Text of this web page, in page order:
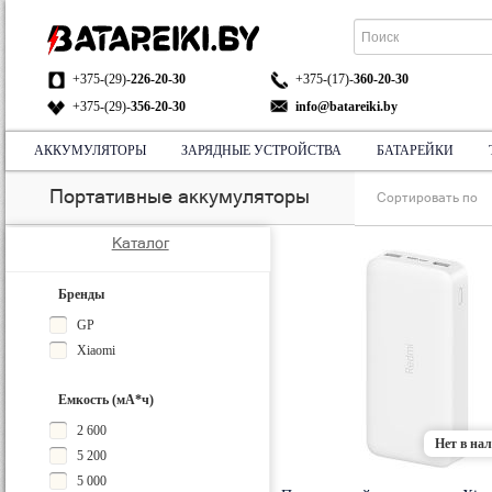
+375-(29)-226-20-30
+375-(29)-356-20-30
+375-(17)-360-20-30
info@batareiki.by
АДРЕС:
НА КАРТЕ
АККУМУЛЯТОРЫ ЗАРЯДНЫЕ УСТРОЙСТВА БАТАРЕЙКИ
Портативные аккумуляторы Сортировать по
Каталог
Бренды
GP
Xiaomi
Емкость (мА*ч)
2 600
5 200
5 000
Нет в